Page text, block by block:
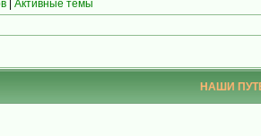
| Активные темы
НАШИ